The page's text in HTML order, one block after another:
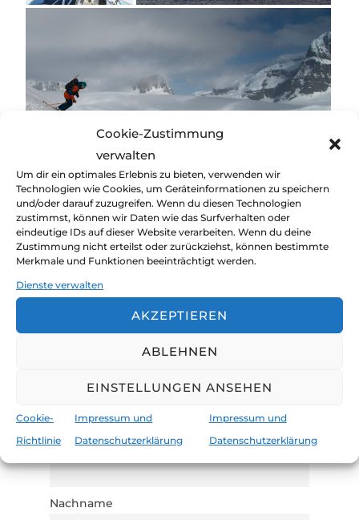
Cookie-Zustimmung
verwalten
Um dir ein optimales Erlebnis zu bieten, verwenden wir
Technologien wie Cookies, um Geräteinformationen zu speichern
und/oder darauf zuzugreifen. Wenn du diesen Technologien
zustimmst, können wir Daten wie das Surfverhalten oder
eindeutige IDs auf dieser Website verarbeiten. Wenn du deine
Zustimmung nicht erteilst oder zurückziehst, können bestimmte
Merkmale und Funktionen beeinträchtigt werden.
Dienste verwalten
AKZEPTIEREN
ABLEHNEN
EINSTELLUNGEN ANSEHEN
Cookie-
Richtlinie
Impressum und
Datenschutzerklärung
Impressum und
Datenschutzerklärung
Vorname
Nachname